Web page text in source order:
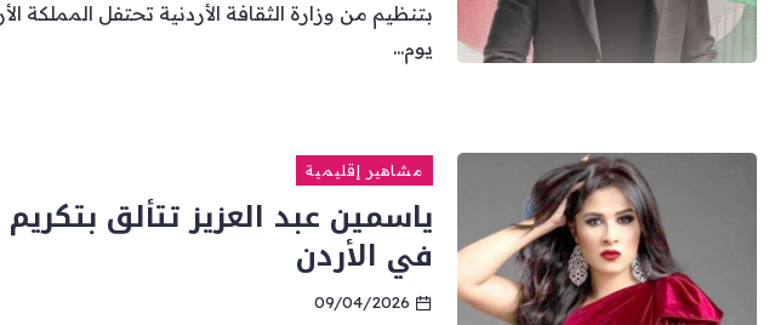
بتنظيم من وزارة الثقافة الأردنية تحتفل المملكة
يوم...
مشاهير إقليمية
ياسمين عبد العزيز تتألق
في الأردن
09/04/2026